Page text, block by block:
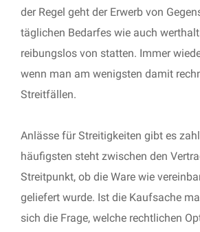
der Regel geht der Erwerb von
täglichen Bedarfes wie auch
reibungslos von statten. Immer
wenn man am wenigsten damit
Streitfällen.
Anlässe für Streitigkeiten gibt es
häufigsten steht zwischen den
Streitpunkt, ob die Ware wie
geliefert wurde. Ist die Kaufsache
sich die Frage, welche rechtlichen